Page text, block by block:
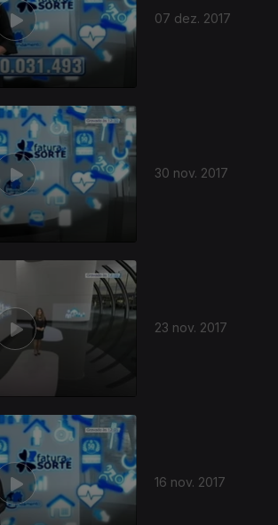
07 dez. 2017
30 nov. 2017
23 nov. 2017
16 nov. 2017